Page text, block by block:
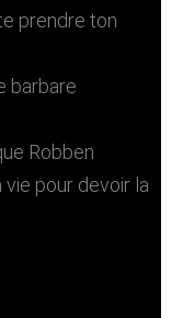
prendre ton
barbare
Robben
pour devoir la